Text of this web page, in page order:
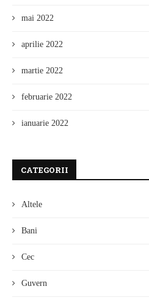
mai 2022
aprilie 2022
martie 2022
februarie 2022
ianuarie 2022
CATEGORII
Altele
Bani
Cec
Guvern